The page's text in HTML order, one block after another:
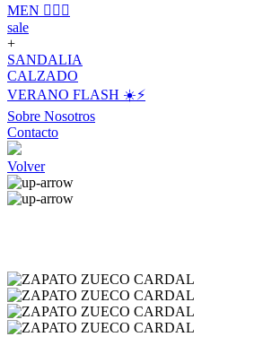
MEN 🙋🏽‍♂️
sale
+
SANDALIA
CALZADO
VERANO FLASH ☀️⚡️
Sobre Nosotros
Contacto
Volver